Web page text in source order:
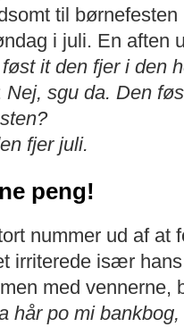
til børnefesten
i juli. En aften
it den fjer i den
Nej, sgu da. Den
fjer juli.
peng!
nummer ud af at
irriterede især
med vennerne,
hår po mi